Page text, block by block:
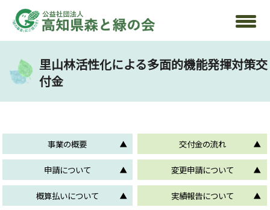
里山林活性化による多面的機能発揮対策交
付金
事業の概要 交付金の流れ
申請について 変更申請について
概算払いについて 実績報告について